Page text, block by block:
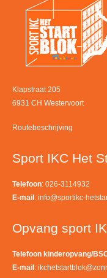
Klapstraat 205
6931 CH Westervoort
Routebeschrijving
Sport IKC Het
Telefoon: 026-3114932
E-mail : info@sportikc-
Opvang sport
Telefoon kinderopvang/
E-mail :